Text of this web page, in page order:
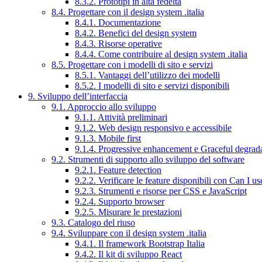
8.4. Progettare con il design system .italia
8.4.1. Documentazione
8.4.2. Benefici del design system
8.4.3. Risorse operative
8.4.4. Come contribuire al design system .italia
8.5. Progettare con i modelli di sito e servizi
8.5.1. Vantaggi dell’utilizzo dei modelli
8.5.2. I modelli di sito e servizi disponibili
9. Sviluppo dell’interfaccia
9.1. Approccio allo sviluppo
9.1.1. Attività preliminari
9.1.2. Web design responsivo e accessibile
9.1.3. Mobile first
9.1.4. Progressive enhancement e Graceful
9.2. Strumenti di supporto allo sviluppo del software
9.2.1. Feature detection
9.2.2. Verificare le feature disponibili con Can I
9.2.3. Strumenti e risorse per CSS e JavaScript
9.2.4. Supporto browser
9.2.5. Misurare le prestazioni
9.3. Catalogo del riuso
9.4. Sviluppare con il design system .italia
9.4.1. Il framework Bootstrap Italia
9.4.2. Il kit di sviluppo React